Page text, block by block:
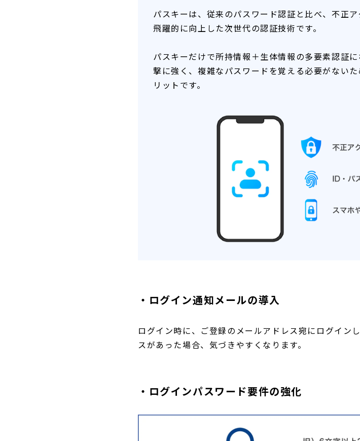
パスキーは、従来のパスワード認証と比べ、不正
飛躍的に向上した次世代の認証技術です。
パスキーだけで所持情報＋生体情報の多要素認証
撃に強く、複雑なパスワードを覚える必要がない
リットです。
・ログイン通知メールの導入
ログイン時に、ご登録のメールアドレス宛にログイン
スがあった場合、気づきやすくなります。
・ログインパスワード要件の強化